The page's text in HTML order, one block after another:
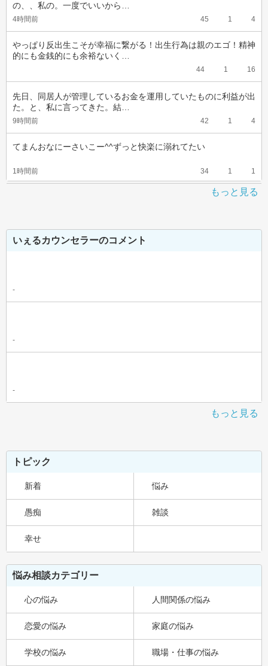
の、、私の。一度でいいから…
4時間前 45 1 4
やっぱり反出生こそが幸福に繋がる！出生行為は親のエゴ！精神
的にも金銭的にも余裕ないく…
44 1 16
先日、同居人が管理しているお金を運用していたものに利益が出
た。と、私に言ってきた。結…
9時間前 42 1 4
てまんおなにーさいこー^^ずっと快楽に溺れてたい
1時間前 34 1 1
もっと見る
いぇるカウンセラーのコメント
-
-
-
もっと見る
トピック
新着 悩み
愚痴 雑談
幸せ
悩み相談カテゴリー
心の悩み 人間関係の悩み
恋愛の悩み 家庭の悩み
学校の悩み 職場・仕事の悩み